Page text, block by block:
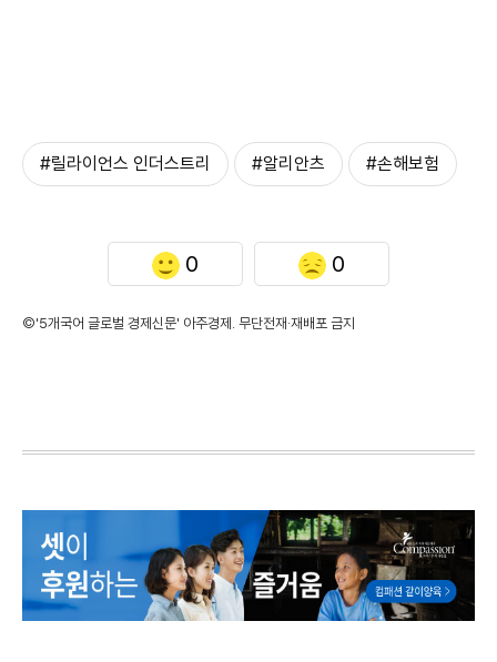
#릴라이언스 인더스트리 #알리안츠 #손해보험
0 0
©'5개국어 글로벌 경제신문' 아주경제. 무단전재·재배포 금지